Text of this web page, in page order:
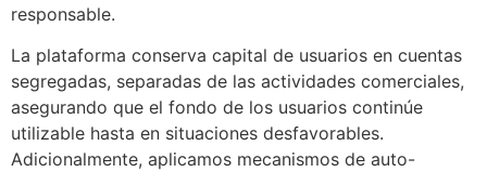
panel
satın al
Panel
Panel
responsable.
La plataforma conserva capital de usuarios en cuentas
segregadas, separadas de las actividades comerciales,
asegurando que el fondo de los usuarios continúe
utilizable hasta en situaciones desfavorables.
Adicionalmente, aplicamos mecanismos de auto-